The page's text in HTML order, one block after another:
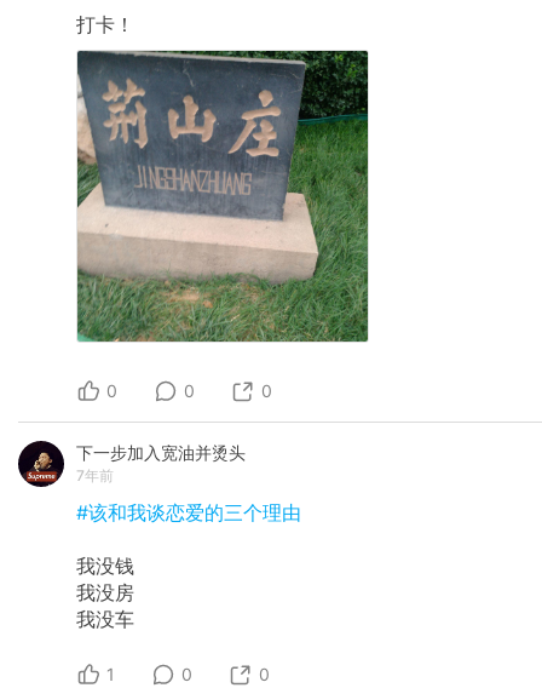
打卡！
0 0 0
下一步加入宽油并烫头
7年前
#该和我谈恋爱的三个理由
我没钱
我没房
我没车
1 0 0